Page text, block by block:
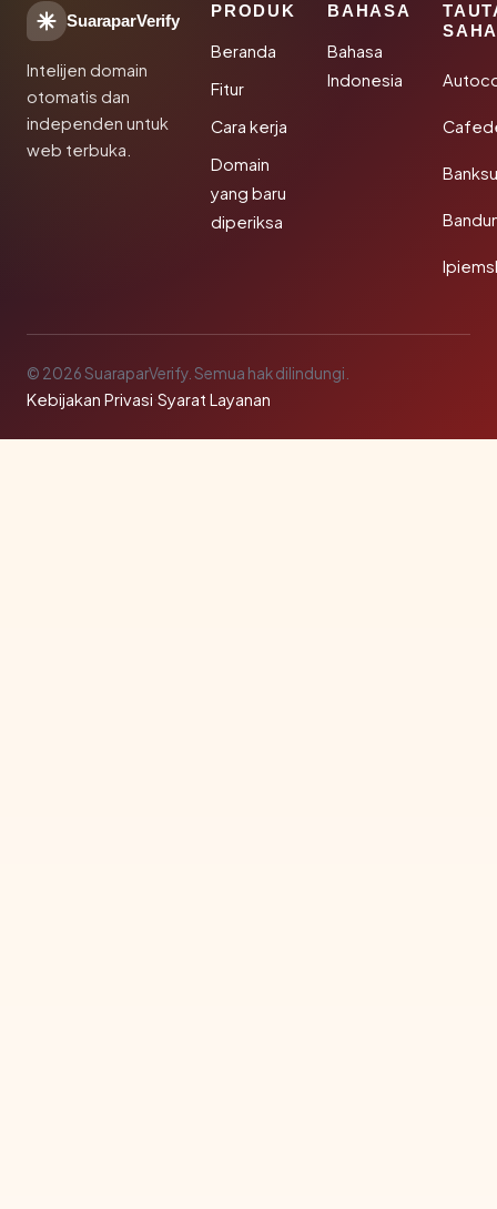
SuaraparVerify
Intelijen domain
otomatis dan
independen untuk
web terbuka.
PRODUK
Beranda
Fitur
Cara kerja
Domain
yang baru
diperiksa
BAHASA
Bahasa
Indonesia
© 2026 SuaraparVerify. Semua hak dilindungi.
Kebijakan Privasi·Syarat Layanan